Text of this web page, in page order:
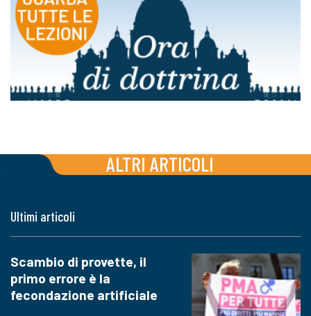
ALTRI ARTICOLI
Ultimi articoli
Scambio di provette, il
primo errore è la
fecondazione artificiale